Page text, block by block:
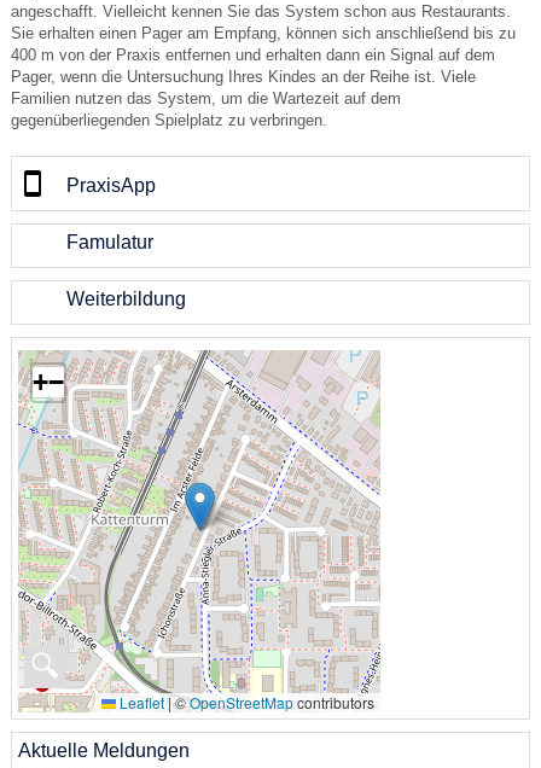
angeschafft. Vielleicht kennen Sie das System schon aus Restaurants.
Sie erhalten einen Pager am Empfang, können sich anschließend bis zu
400 m von der Praxis entfernen und erhalten dann ein Signal auf dem
Pager, wenn die Untersuchung Ihres Kindes an der Reihe ist. Viele
Familien nutzen das System, um die Wartezeit auf dem
gegenüberliegenden Spielplatz zu verbringen.
PraxisApp
Famulatur
Weiterbildung
🔍
+−
Leaflet|©OpenStreetMapcontributors
Aktuelle Meldungen